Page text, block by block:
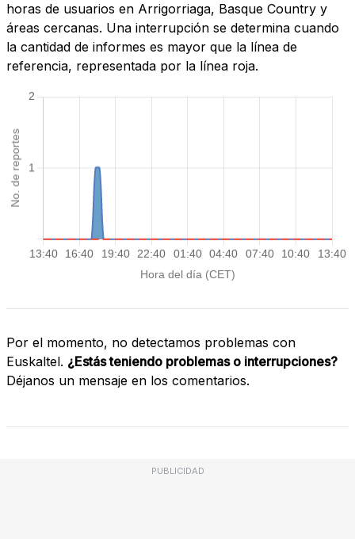
horas de usuarios en Arrigorriaga, Basque Country y
áreas cercanas. Una interrupción se determina cuando
la cantidad de informes es mayor que la línea de
referencia, representada por la línea roja.
Por el momento, no detectamos problemas con
Euskaltel. ¿Estás teniendo problemas o interrupciones?
Déjanos un mensaje en los comentarios.
PUBLICIDAD